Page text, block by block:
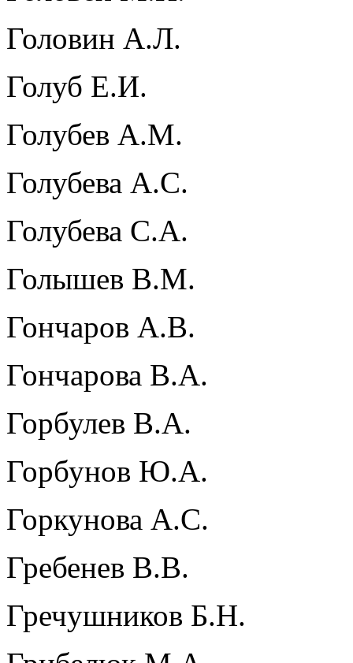
Головин А.Л.
Голуб Е.И.
Голубев А.М.
Голубева А.С.
Голубева С.А.
Голышев В.М.
Гончаров А.В.
Гончарова В.А.
Горбулев В.А.
Горбунов Ю.А.
Горкунова А.С.
Гребенев В.В.
Гречушников Б.Н.